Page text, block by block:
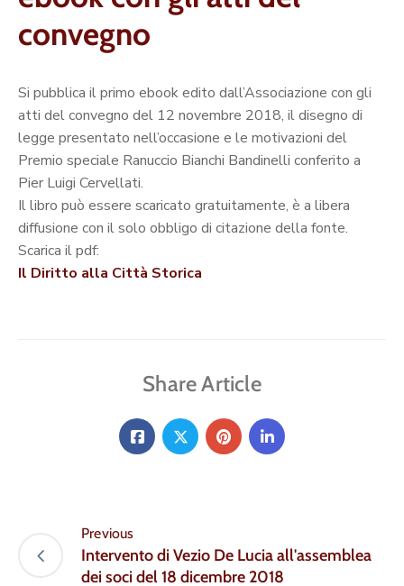
convegno
Si pubblica il primo ebook edito dall’Associazione con gli
atti del convegno del 12 novembre 2018, il disegno di
legge presentato nell’occasione e le motivazioni del
Premio speciale Ranuccio Bianchi Bandinelli conferito a
Pier Luigi Cervellati.
Il libro può essere scaricato gratuitamente, è a libera
diffusione con il solo obbligo di citazione della fonte.
Scarica il pdf:
Il Diritto alla Città Storica
Share Article
Previous
Intervento di Vezio De Lucia all'assemblea
dei soci del 18 dicembre 2018